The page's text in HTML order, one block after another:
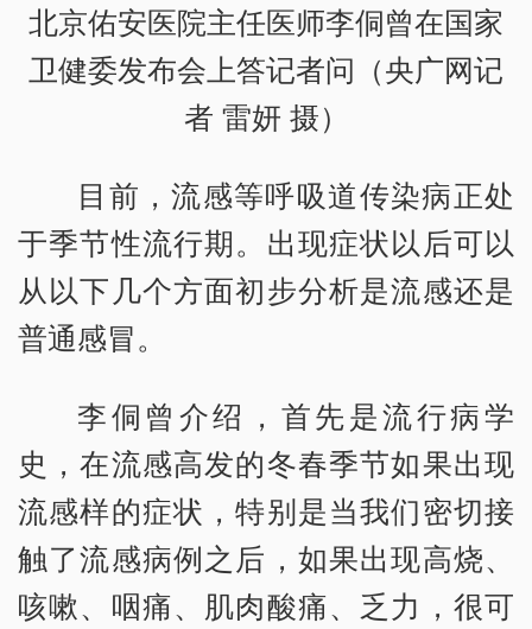
北京佑安医院主任医师李侗曾在国家
卫健委发布会上答记者问（央广网记
者 雷妍 摄）
目前，流感等呼吸道传染病正处
于季节性流行期。出现症状以后可以
从以下几个方面初步分析是流感还是
普通感冒。
李侗曾介绍，首先是流行病学
史，在流感高发的冬春季节如果出现
流感样的症状，特别是当我们密切接
触了流感病例之后，如果出现高烧、
咳嗽、咽痛、肌肉酸痛、乏力，很可